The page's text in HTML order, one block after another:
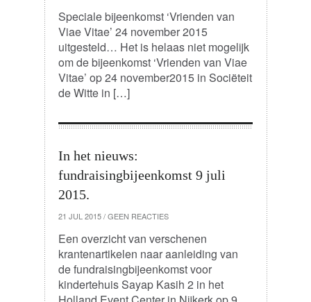
‘VRIENDEN
VAN
24
NOVEMBER
UITGESTELD
Speciale bijeenkomst ‘Vrienden van
Viae Vitae’ 24 november 2015
uitgesteld… Het is helaas niet mogelijk
om de bijeenkomst ‘Vrienden van Viae
Vitae’ op 24 november2015 in Sociëteit
de Witte in […]
In het nieuws:
fundraisingbijeenkomst 9 juli
2015.
21 JUL 2015 / GEEN REACTIES
Een overzicht van verschenen
krantenartikelen naar aanleiding van
de fundraisingbijeenkomst voor
kindertehuis Sayap Kasih 2 in het